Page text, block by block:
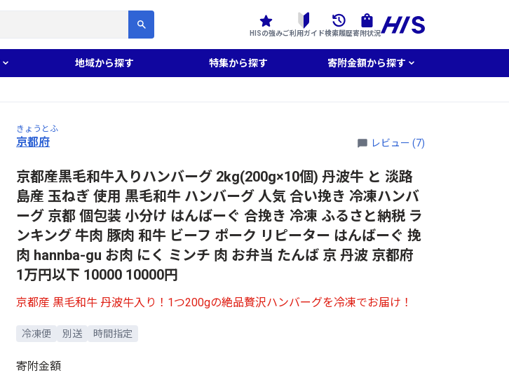
HISの強みご利用ガイド検索履歴寄附状況
地域から探す 特集から探す 寄附金額から探す
きょうとふ
京都府 レビュー (7)
京都産黒毛和牛入りハンバーグ 2kg(200g×10個) 丹波牛 と 淡路
島産 玉ねぎ 使用 黒毛和牛 ハンバーグ 人気 合い挽き 冷凍ハンバ
ーグ 京都 個包装 小分け はんばーぐ 合挽き 冷凍 ふるさと納税 ラ
ンキング 牛肉 豚肉 和牛 ビーフ ポーク リピーター はんばーぐ 挽
肉 hannba-gu お肉 にく ミンチ 肉 お弁当 たんば 京 丹波 京都府
1万円以下 10000 10000円
京都産 黒毛和牛 丹波牛入り！1つ200gの絶品贅沢ハンバーグを冷凍でお届け！
冷凍便 別送 時間指定
寄附金額